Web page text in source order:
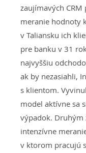
zaujímavých
meranie hodnoty
v Taliansku ich
pre banku v 31
najvyššiu
ak by nezasiahli,
s klientom.
model aktívne sa
výpadok.
intenzívne
v ktorom pracujú